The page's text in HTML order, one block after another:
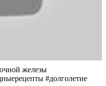
железы
#долголетие